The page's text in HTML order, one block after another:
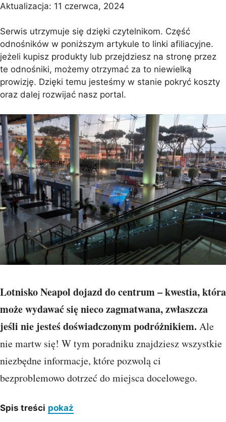
Aktualizacja: 11 czerwca, 2024
Serwis utrzymuje się dzięki czytelnikom. Część
odnośników w poniższym artykule to linki afiliacyjne.
jeżeli kupisz produkty lub przejdziesz na stronę przez
te odnośniki, możemy otrzymać za to niewielką
prowizję. Dzięki temu jesteśmy w stanie pokryć koszty
oraz dalej rozwijać nasz portal.
Lotnisko Neapol dojazd do centrum – kwestia, która
może wydawać się nieco zagmatwana, zwłaszcza
jeśli nie jesteś doświadczonym podróżnikiem. Ale
nie martw się! W tym poradniku znajdziesz wszystkie
niezbędne informacje, które pozwolą ci
bezproblemowo dotrzeć do miejsca docelowego.
Spis treści pokaż